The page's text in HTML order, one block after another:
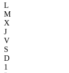
L
M
X
J
V
S
D
1